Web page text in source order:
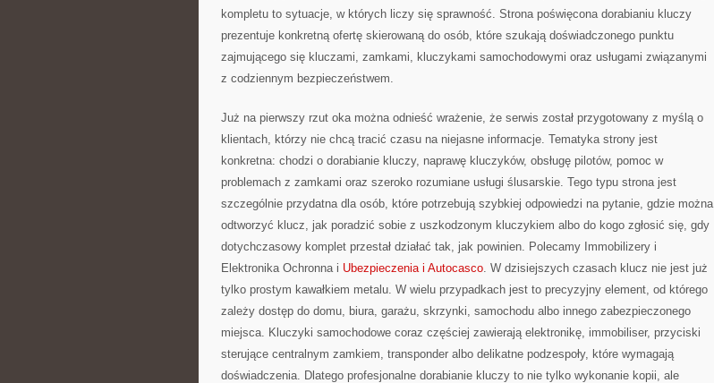
kompletu to sytuacje, w których liczy się sprawność. Strona poświęcona dorabianiu kluczy
prezentuje konkretną ofertę skierowaną do osób, które szukają doświadczonego punktu
zajmującego się kluczami, zamkami, kluczykami samochodowymi oraz usługami związanymi
z codziennym bezpieczeństwem.
Już na pierwszy rzut oka można odnieść wrażenie, że serwis został przygotowany z myślą o
klientach, którzy nie chcą tracić czasu na niejasne informacje. Tematyka strony jest
konkretna: chodzi o dorabianie kluczy, naprawę kluczyków, obsługę pilotów, pomoc w
problemach z zamkami oraz szeroko rozumiane usługi ślusarskie. Tego typu strona jest
szczególnie przydatna dla osób, które potrzebują szybkiej odpowiedzi na pytanie, gdzie można
odtworzyć klucz, jak poradzić sobie z uszkodzonym kluczykiem albo do kogo zgłosić się, gdy
dotychczasowy komplet przestał działać tak, jak powinien. Polecamy Immobilizery i
Elektronika Ochronna i Ubezpieczenia i Autocasco. W dzisiejszych czasach klucz nie jest już
tylko prostym kawałkiem metalu. W wielu przypadkach jest to precyzyjny element, od którego
zależy dostęp do domu, biura, garażu, skrzynki, samochodu albo innego zabezpieczonego
miejsca. Kluczyki samochodowe coraz częściej zawierają elektronikę, immobiliser, przyciski
sterujące centralnym zamkiem, transponder albo delikatne podzespoły, które wymagają
doświadczenia. Dlatego profesjonalne dorabianie kluczy to nie tylko wykonanie kopii, ale